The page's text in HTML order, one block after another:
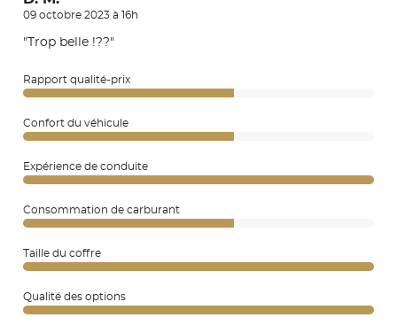
09 octobre 2023 à 16h
"Trop belle !??"
Rapport qualité-prix
Confort du véhicule
Expérience de conduite
Consommation de carburant
Taille du coffre
Qualité des options